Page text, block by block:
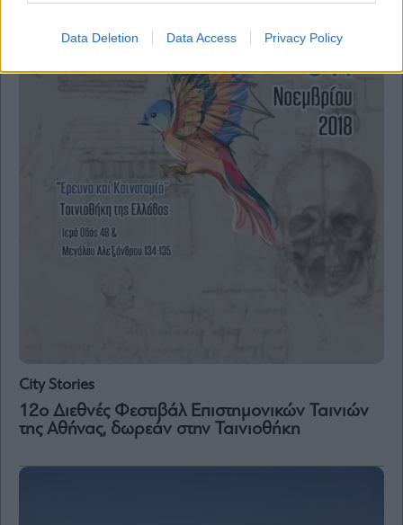
Data Deletion Data Access Privacy Policy
City Stories
12ο Διεθνές Φεστιβάλ Επιστημονικών Ταινιών
της Αθήνας, δωρεάν στην Ταινιοθήκη